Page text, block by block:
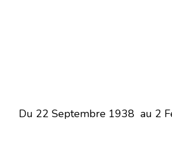
Du 22 Septembre 1938 au 2